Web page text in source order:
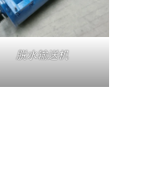
脱水输送机